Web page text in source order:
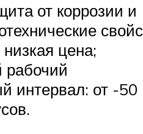
от коррозии и
цена;
рабочий
интервал: от -50